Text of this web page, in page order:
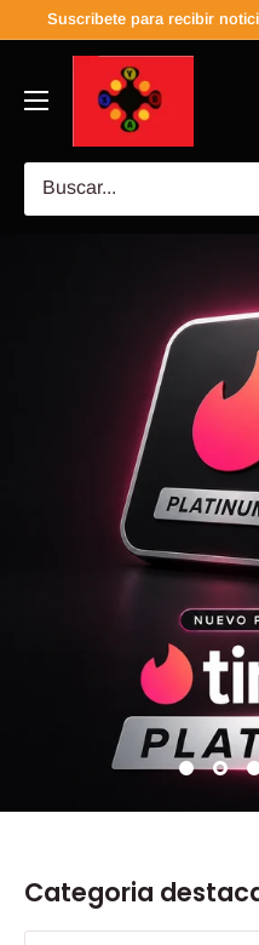
Suscribete para recibir
Categoria